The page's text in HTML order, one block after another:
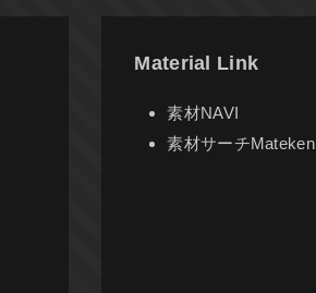
Material Link
素材NAVI
素材サーチMateken